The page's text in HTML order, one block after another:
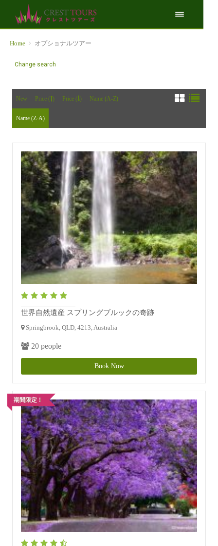
Home オプショナルツアー
Change search
New Price ( ) Price ( ) Name (A-Z)
Name (Z-A)
世界自然遺産 スプリングブルックの奇跡
Springbrook, QLD, 4213, Australia
20 people
Book Now
期間限定！